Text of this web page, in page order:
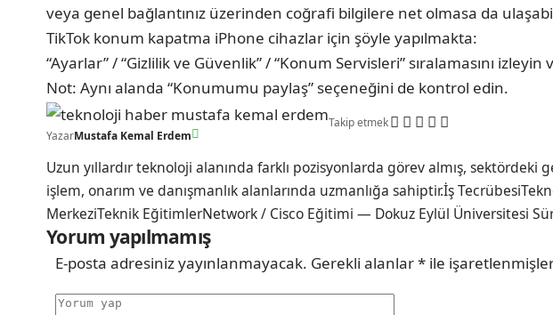
veya genel bağlantınız üzerinden coğrafi bilgilere net olmasa da
TikTok konum kapatma iPhone cihazlar için şöyle yapılmakta:
“Ayarlar” / “Gizlilik ve Güvenlik” / “Konum Servisleri” sıralamasını
Not: Aynı alanda “Konumumu paylaş” seçeneğini de kontrol edin.
YazarMustafa Kemal Erdem
Takip etmek
Uzun yıllardır teknoloji alanında farklı pozisyonlarda görev almış,
işlem, onarım ve danışmanlık alanlarında uzmanlığa sahiptir.İş
MerkeziTeknik EğitimlerNetwork / Cisco Eğitimi — Dokuz Eylül Üniversitesi
Yorum yapılmamış
E-posta adresiniz yayınlanmayacak. Gerekli alanlar* ile